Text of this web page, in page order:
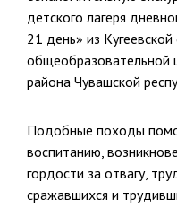
детского лагеря
21 день» из
общеобразовательной
района Чувашской
Подобные походы
воспитанию,
гордости за отвагу,
сражавшихся и